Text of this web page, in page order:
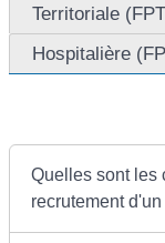
Territoriale
Hospitalière
Quelles sont les
recrutement